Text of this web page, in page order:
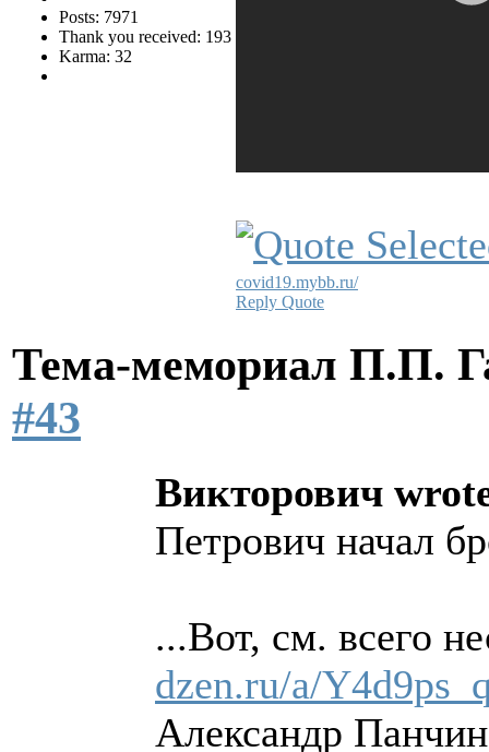
Posts: 7971
Thank you received: 193
Karma: 32
covid19.mybb.ru/
Reply Quote
Тема-мемориал П.П.
#43
Викторович
Петрович начал
...Вот, см. всего
dzen.ru/a/
Александр Панчин